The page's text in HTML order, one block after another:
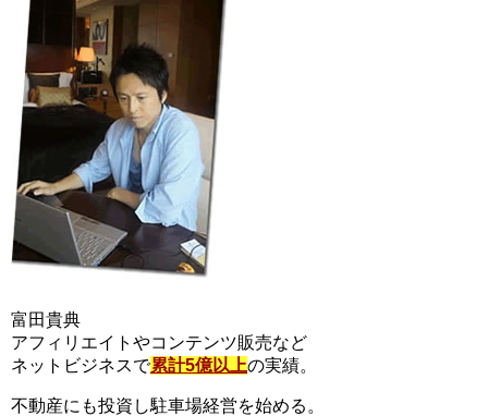
富田貴典
アフィリエイトやコンテンツ販売など
ネットビジネスで累計5億以上の実績。
不動産にも投資し駐車場経営を始める。